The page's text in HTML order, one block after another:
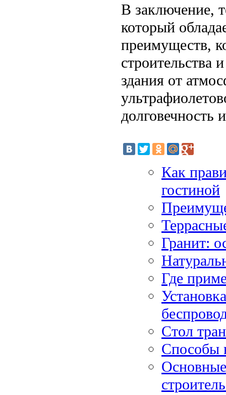
В заключение,
который
преимуществ,
здания от
долговечность
Как
гостиной
Гранит:
Где
Стол
Способы